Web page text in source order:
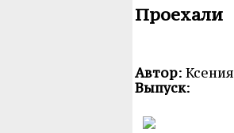
Проехали
Автор:
Выпуск: